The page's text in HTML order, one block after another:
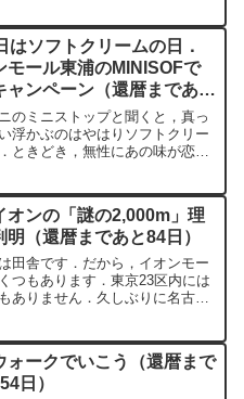
イオンはちょうど10周年．半島
，中部国...
はソフトクリームの日．
モール東浦のMINISOFで
ャンペーン（還暦まであと
のミニストップと聞くと，真っ
浮かぶのはやはりソフトクリー
ときどき，無性にあの味が恋し
の中にあるMINISOFでも，同じ
味しいソフ...
オンの「謎の2,000m」理
明（還暦まであと84日）
田舎です．だから，イオンモー
つもあります．東京23区内には
ありません．久しぶりに名古屋
背景にした建物もまた一興で
はすでに何度も歩...
ォークでいこう（還暦まで
日）